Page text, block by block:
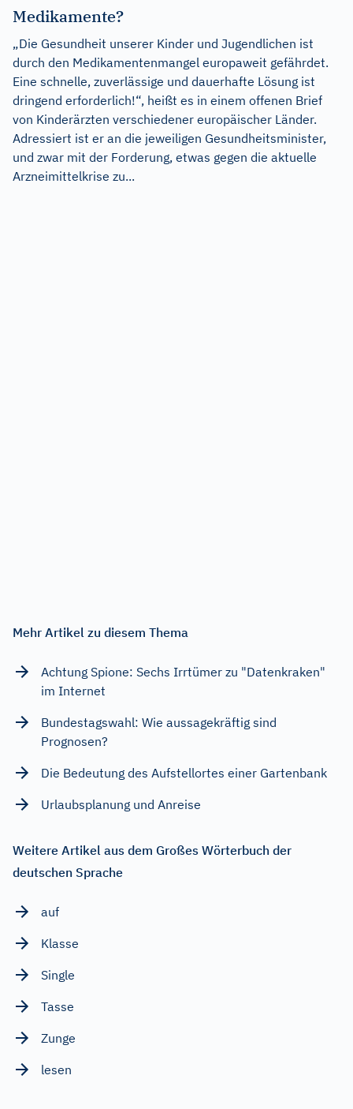
Medikamente?
„Die Gesundheit unserer Kinder und Jugendlichen ist
durch den Medikamentenmangel europaweit gefährdet.
Eine schnelle, zuverlässige und dauerhafte Lösung ist
dringend erforderlich!“, heißt es in einem offenen Brief
von Kinderärzten verschiedener europäischer Länder.
Adressiert ist er an die jeweiligen Gesundheitsminister,
und zwar mit der Forderung, etwas gegen die aktuelle
Arzneimittelkrise zu...
Mehr Artikel zu diesem Thema
Achtung Spione: Sechs Irrtümer zu "Datenkraken"
im Internet
Bundestagswahl: Wie aussagekräftig sind
Prognosen?
Die Bedeutung des Aufstellortes einer Gartenbank
Urlaubsplanung und Anreise
Weitere Artikel aus dem Großes Wörterbuch der
deutschen Sprache
auf
Klasse
Single
Tasse
Zunge
lesen